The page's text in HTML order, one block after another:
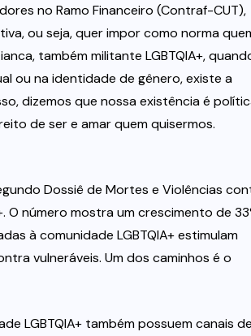
no Ramo Financeiro (Contraf-CUT),
ou seja, quer impor como norma
também militante LGBTQIA+,
ou na identidade de gênero, existe a
dizemos que nossa existência é
de ser e amar quem quisermos.
Dossiê de Mortes e Violências
O número mostra um crescimento de
à comunidade LGBTQIA+ estimulam
vulneráveis. Um dos caminhos é o
LGBTQIA+ também possuem canais de